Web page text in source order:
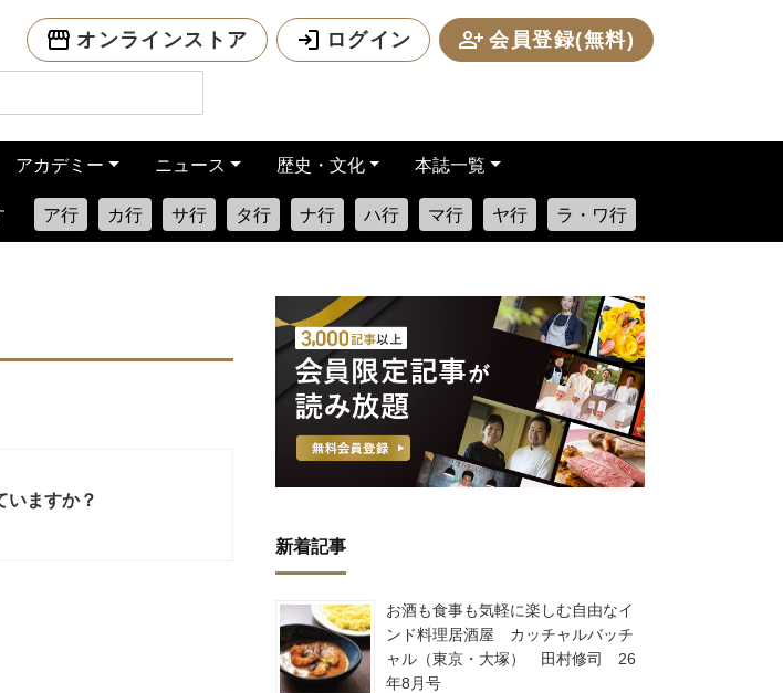
オンラインストア ログイン 会員登録(無料)
アカデミー ニュース 歴史・文化 本誌一覧
ア行 カ行 サ行 タ行 ナ行 ハ行 マ行 ヤ行 ラ・ワ行
いますか？
新着記事
お酒も食事も気軽に楽しむ自由なイ
ンド料理居酒屋 カッチャルバッチ
ャル（東京・大塚） 田村修司 26
年8月号